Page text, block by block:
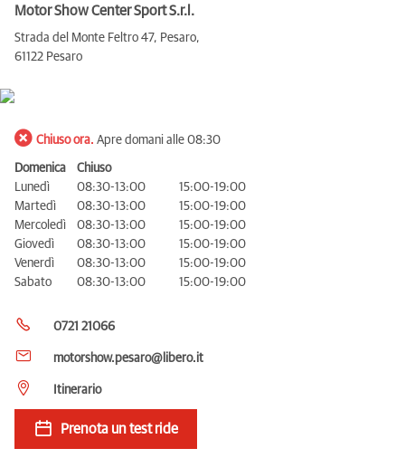
Motor Show Center Sport S.r.l.
Strada del Monte Feltro 47, Pesaro,
61122 Pesaro
Chiuso ora. Apre domani alle 08:30
Domenica
Chiuso
Lunedì
08:30-13:00
15:00-19:00
Martedì
08:30-13:00
15:00-19:00
Mercoledì
08:30-13:00
15:00-19:00
Giovedì
08:30-13:00
15:00-19:00
Venerdì
08:30-13:00
15:00-19:00
Sabato
08:30-13:00 15:00-19:00
0721 21066
motorshow.pesaro@libero.it
Itinerario
Prenota un test ride